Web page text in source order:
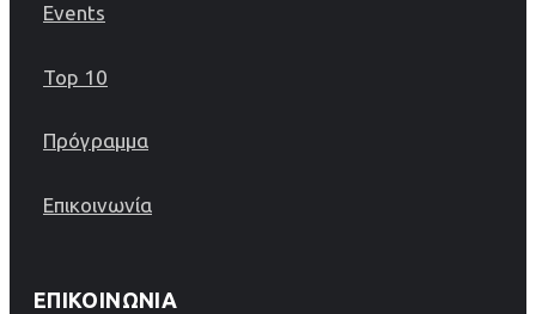
Events
Top 10
Πρόγραμμα
Επικοινωνία
ΕΠΙΚΟΙΝΩΝΊΑ